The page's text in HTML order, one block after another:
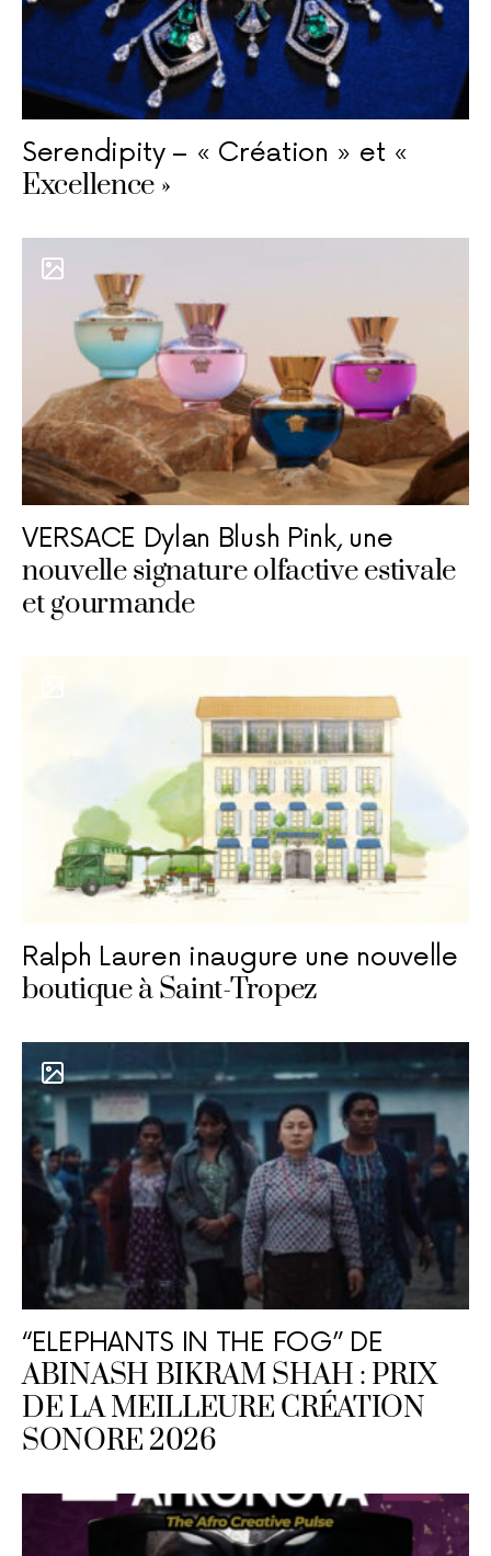
Serendipity – « Création » et «
Excellence »
VERSACE Dylan Blush Pink, une
nouvelle signature olfactive estivale
et gourmande
Ralph Lauren inaugure une nouvelle
boutique à Saint-Tropez
“ELEPHANTS IN THE FOG” DE
ABINASH BIKRAM SHAH : PRIX
DE LA MEILLEURE CRÉATION
SONORE 2026